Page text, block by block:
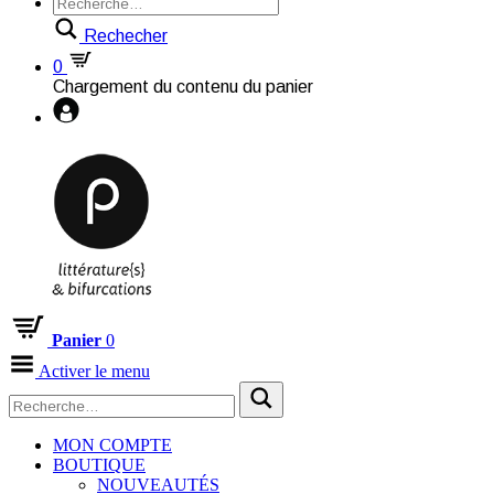
Rechecher
0
Chargement du contenu du panier
Panier 0
Activer le menu
MON COMPTE
BOUTIQUE
NOUVEAUTÉS